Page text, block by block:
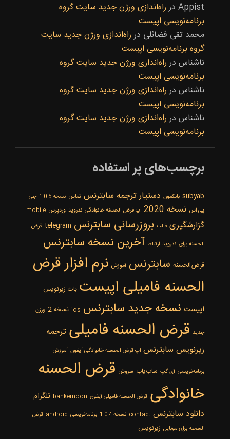
Appist درراه‌اندازی ورژن جدید سایت گروه
برنامه‌نویسی اپیست
محمد تقی فضائلی درراه‌اندازی ورژن جدید سایت
گروه برنامه‌نویسی اپیست
ناشناس درراه‌اندازی ورژن جدید سایت گروه
برنامه‌نویسی اپیست
ناشناس درراه‌اندازی ورژن جدید سایت گروه
برنامه‌نویسی اپیست
ناشناس درراه‌اندازی ورژن جدید سایت گروه
برنامه‌نویسی اپیست
برچسب‌های پر استفاده
subyab بانکمون دستیار ترجمه سابترنس تماس نسخه 1.0.5
جی
پی اس نسخه 2020 اپ قرض الحسنه خانوادگی اندروید وردپرس mobile
گزارشگیری قالب بروزرسانی سابترنس telegram قرض
الحسنه برای اندروید ارتباط ‌آخرین نسخه سابترنس
قرض‌الحسنه سابترنس آموزش نرم افزار قرض
الحسنه فامیلی اپیست بات زیرنویس
اپیست نسخه جدید سابترنس ios نسخه 2 ورژن
جدید قرض الحسنه فامیلی ترجمه
زیرنویس سابترنس اپ قرض الحسنه خانوادگی آیفون آموزش
برنامه‌نویسی آی گپ ساب‌یاب سروش قرض الحسنه
خانوادگی قرض الحسنه فامیلی آیفون bankemoon تلگرام
دانلود سابترنس contact نسخه 1.0.4 برنامه‌نویسی android قرض
السحنه برای موبایل زیرنویس